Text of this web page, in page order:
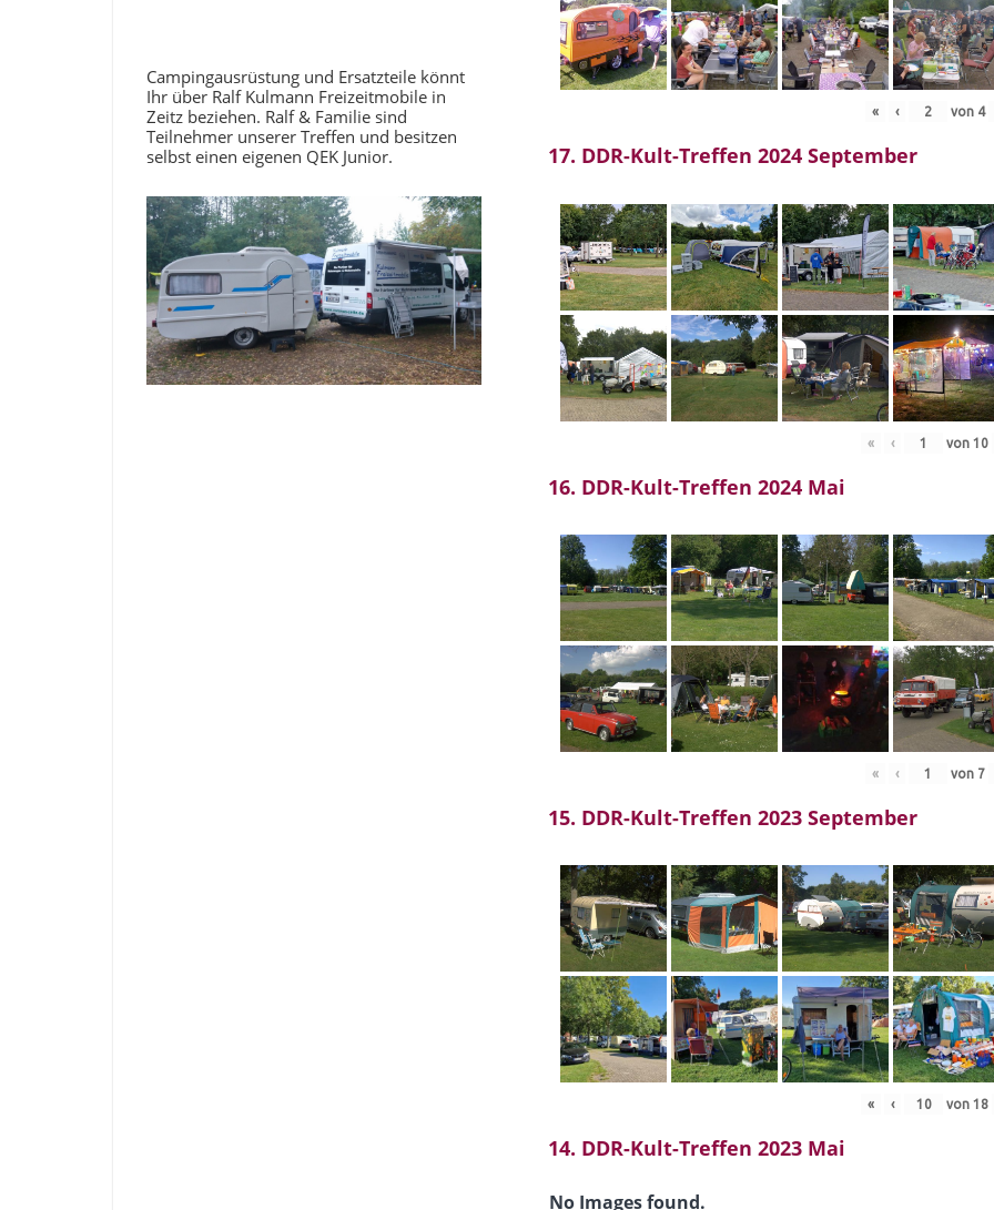
« ‹ von 4
17. DDR-Kult-Treffen 2024 September
« ‹ von10
16. DDR-Kult-Treffen 2024 Mai
« ‹ von 7
15. DDR-Kult-Treffen 2023 September
« ‹ von18
14. DDR-Kult-Treffen 2023 Mai
No Images found.
Campingausrüstung und Ersatzteile könnt
Ihr über Ralf Kulmann Freizeitmobile in
Zeitz beziehen. Ralf & Familie sind
Teilnehmer unserer Treffen und besitzen
selbst einen eigenen QEK Junior.